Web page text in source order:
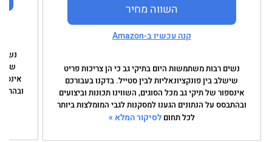
השווה מחיר
קנה עכשיו ב-Amazon
נשים רבות משתמשות היום בתיקי גב כי הן צריכות פריט
שישלב בין פונקציונאליות לבין סטייל. בדקנו בעבורכם
אינספור של תיקי גב מכל הסוגים, השווינו תכונות וביצועים
ובהתבסס על הנתונים הגענו למסקנות לגבי המומלצות ביותר
לכל תחום לסיקור המלא »